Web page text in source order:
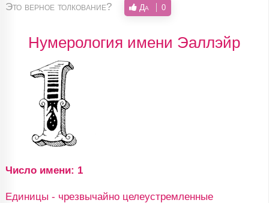
Это верное толкование? Да 0
Нумерология имени Эаллэйр
Число имени: 1
Единицы - чрезвычайно целеустремленные